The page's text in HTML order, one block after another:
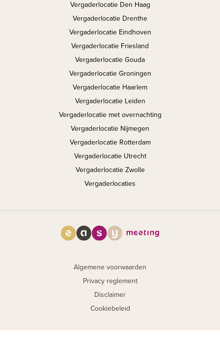
Vergaderlocatie Den Haag
Vergaderlocatie Drenthe
Vergaderlocatie Eindhoven
Vergaderlocatie Friesland
Vergaderlocatie Gouda
Vergaderlocatie Groningen
Vergaderlocatie Haarlem
Vergaderlocatie Leiden
Vergaderlocatie met overnachting
Vergaderlocatie Nijmegen
Vergaderlocatie Rotterdam
Vergaderlocatie Utrecht
Vergaderlocatie Zwolle
Vergaderlocaties
Algemene voorwaarden
Privacy reglement
Disclaimer
Cookiebeleid